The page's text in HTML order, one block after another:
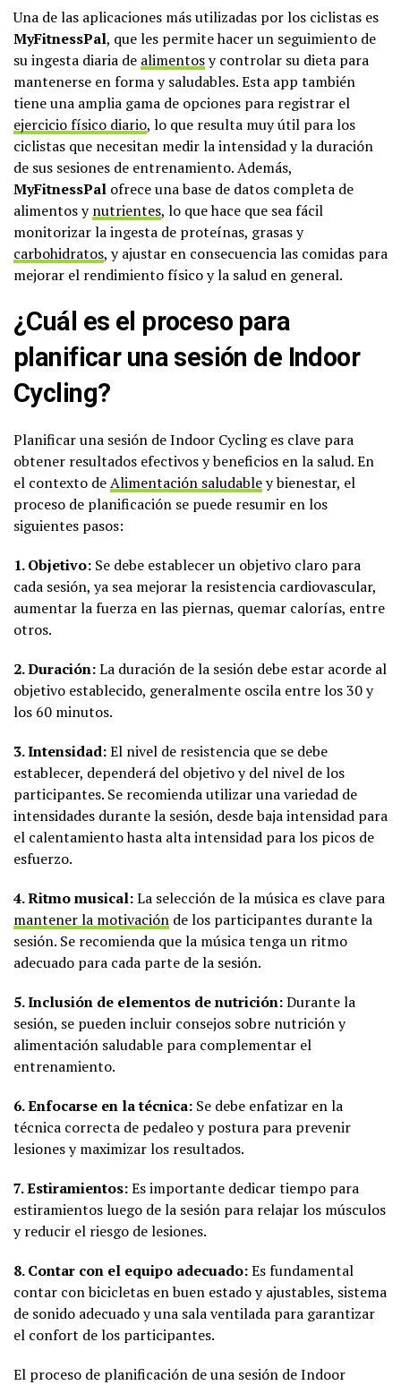
Una de las aplicaciones más utilizadas por los ciclistas es
MyFitnessPal, que les permite hacer un seguimiento de
su ingesta diaria de alimentosy controlar su dieta para
mantenerse en forma y saludables. Esta app también
tiene una amplia gama de opciones para registrar el
ejercicio físico diario, lo que resulta muy útil para los
ciclistas que necesitan medir la intensidad y la duración
de sus sesiones de entrenamiento. Además,
MyFitnessPal ofrece una base de datos completa de
alimentos ynutrientes, lo que hace que sea fácil
monitorizar la ingesta de proteínas, grasas y
carbohidratos, y ajustar en consecuencia las comidas para
mejorar el rendimiento físico y la salud en general.
¿Cuál es el proceso para
planificar una sesión de Indoor
Cycling?
Planificar una sesión de Indoor Cycling es clave para
obtener resultados efectivos y beneficios en la salud. En
el contexto deAlimentación saludabley bienestar, el
proceso de planificación se puede resumir en los
siguientes pasos:
1. Objetivo: Se debe establecer un objetivo claro para
cada sesión, ya sea mejorar la resistencia cardiovascular,
aumentar la fuerza en las piernas, quemar calorías, entre
otros.
2. Duración:La duración de la sesión debe estar acorde al
objetivo establecido, generalmente oscila entre los 30 y
los 60 minutos.
3. Intensidad:El nivel de resistencia que se debe
establecer, dependerá del objetivo y del nivel de los
participantes. Se recomienda utilizar una variedad de
intensidades durante la sesión, desde baja intensidad para
el calentamiento hasta alta intensidad para los picos de
esfuerzo.
4. Ritmo musical:La selección de la música es clave para
mantener la motivación de los participantes durante la
sesión. Se recomienda que la música tenga un ritmo
adecuado para cada parte de la sesión.
5. Inclusión de elementos de nutrición:Durante la
sesión, se pueden incluir consejos sobre nutrición y
alimentación saludable para complementar el
entrenamiento.
6. Enfocarse en la técnica: Se debe enfatizar en la
técnica correcta de pedaleo y postura para prevenir
lesiones y maximizar los resultados.
7. Estiramientos:Es importante dedicar tiempo para
estiramientos luego de la sesión para relajar los músculos
y reducir el riesgo de lesiones.
8. Contar con el equipo adecuado:Es fundamental
contar con bicicletas en buen estado y ajustables, sistema
de sonido adecuado y una sala ventilada para garantizar
el confort de los participantes.
El proceso de planificación de una sesión de Indoor